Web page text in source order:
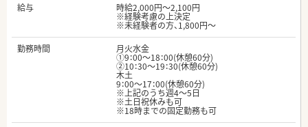
給与
時給2,000円～2,100円
※経験考慮の上決定
※未経験者の方、1,800円～
勤務時間
月火水金
①9：00～18：00(休憩60分)
②10：30～19：30(休憩60分)
木土
9：00～17：00(休憩60分)
※上記のうち週4～5日
※土日祝休みも可
※18時までの固定勤務も可